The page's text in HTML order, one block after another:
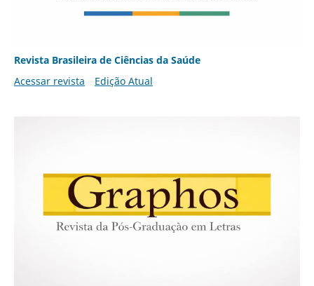
Revista Brasileira de Ciências da Saúde
Acessar revista
Edição Atual